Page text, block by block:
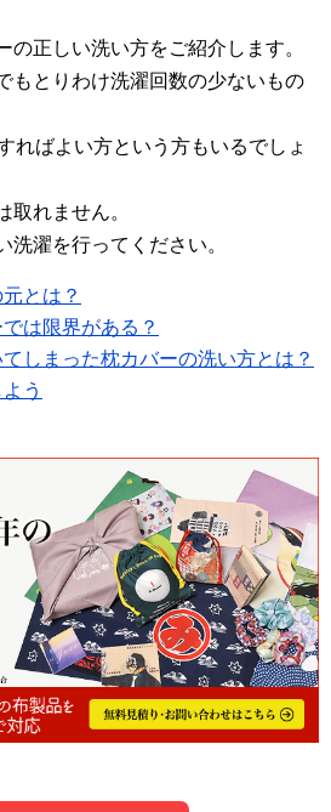
の正しい洗い方をご紹介します。
もとりわけ洗濯回数の少ないもの
ればよい方という方もいるでしょ
取れません。
洗濯を行ってください。
とは？
は限界がある？
しまった枕カバーの洗い方とは？
う